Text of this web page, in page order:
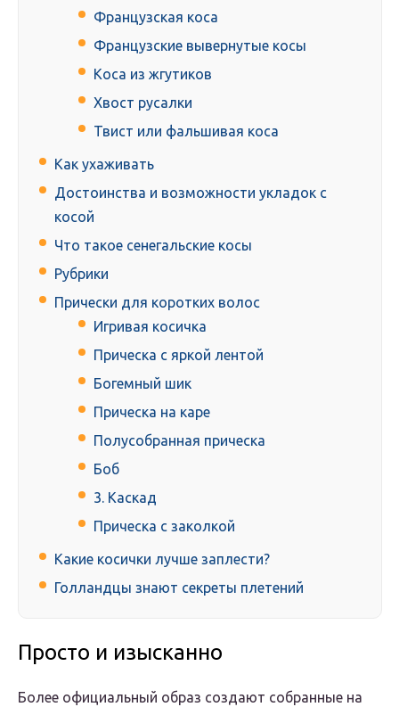
Французская коса
Французские вывернутые косы
Коса из жгутиков
Хвост русалки
Твист или фальшивая коса
Как ухаживать
Достоинства и возможности укладок с
косой
Что такое сенегальские косы
Рубрики
Прически для коротких волос
Игривая косичка
Прическа с яркой лентой
Богемный шик
Прическа на каре
Полусобранная прическа
Боб
3. Каскад
Прическа с заколкой
Какие косички лучше заплести?
Голландцы знают секреты плетений
Просто и изысканно
Более официальный образ создают собранные на